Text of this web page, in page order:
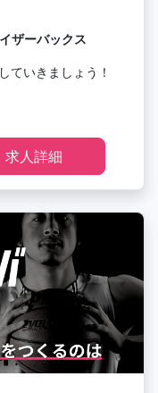
ザーバックス
ていきましょう！
求人詳細